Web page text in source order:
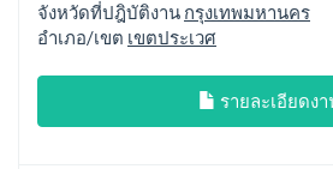
จังหวัดที่ปฎิบัติงาน กรุงเทพมหานคร
อำเภอ/เขต เขตประเวศ
รายละเอียดง